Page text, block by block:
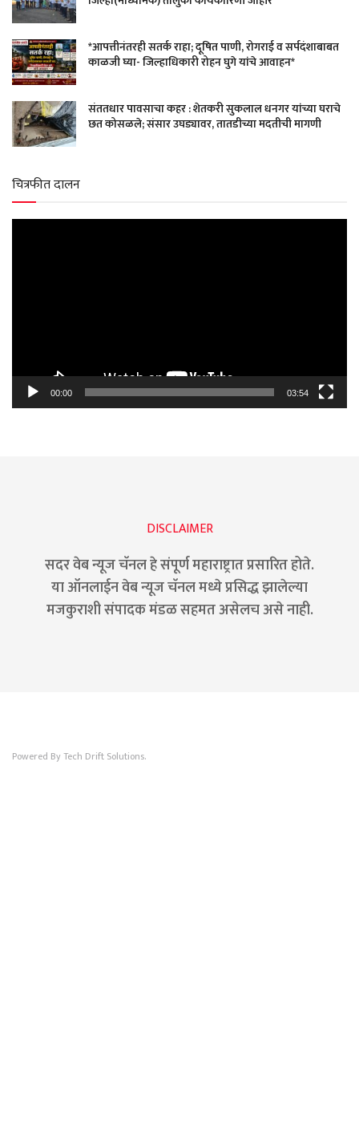
*आपत्तीनंतरही सतर्क राहा; दूषित पाणी, रोगराई व सर्पदंशाबाबत
काळजी घ्या- जिल्हाधिकारी रोहन घुगे यांचे आवाहन*
संततधार पावसाचा कहर : शेतकरी सुकलाल धनगर यांच्या घराचे
छत कोसळले; संसार उघड्यावर, तातडीच्या मदतीची मागणी
चित्रफीत दालन
00:00 03:54
DISCLAIMER
सदर वेब न्यूज चॅनल हे संपूर्ण महाराष्ट्रात प्रसारित होते.
या ऑनलाईन वेब न्यूज चॅनल मध्ये प्रसिद्ध झालेल्या
मजकुराशी संपादक मंडळ सहमत असेलच असे नाही.
Powered By Tech Drift Solutions.